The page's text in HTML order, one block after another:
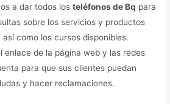
a dar todos losteléfonos de Bq para
sobre los servicios y productos
como los cursos disponibles.
enlace de la página web y las redes
para que sus clientes puedan
y hacer reclamaciones.